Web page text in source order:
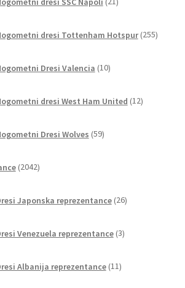
izdelkov
dresi Tottenham Hotspur 255
Dresi Valencia 10izdelkov
dresi West Ham United 12izdelkov
Dresi Wolves 59izdelkov
2042izdelkov
Japonska reprezentance 26izdelkov
Venezuela reprezentance 3izdelki
Albanija reprezentance 11izdelkov